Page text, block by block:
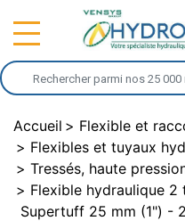
Accueil
Flexible et
Flexibles et tuyaux
Tressés, haute
Flexible hydraulique 2
Supertuff 25 mm (1") -